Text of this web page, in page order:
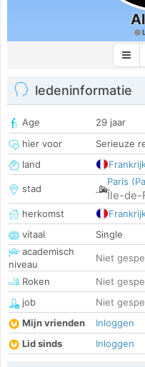
ledeninformatie
Age
29 jaar
hier voor
Serieuze
land
stad
Paris
Île-de-
herkomst
vitaal
Single
academisch
niveau
Niet
Roken
Niet
job
Niet
Mijn vrienden
Inloggen
Lid sinds
Inloggen